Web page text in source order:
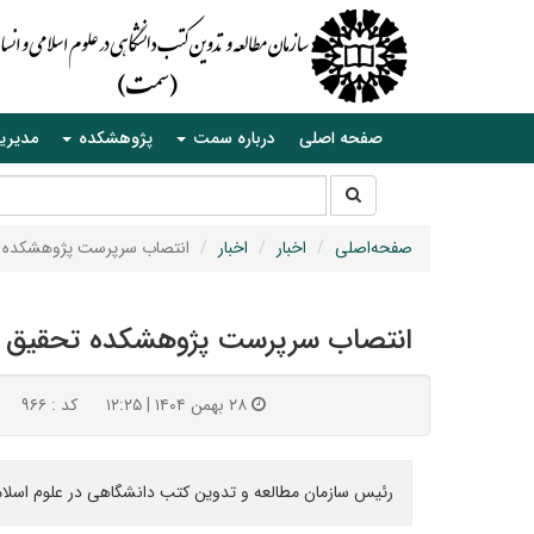
صفحه اصلی درباره سمت پژوهشکده
جستجو
در
سایت صفحه‌اصلی اخبار اخبار انتصاب سرپرست
انتصاب سرپرست پژوهشکده
۲۸ بهمن ۱۴۰۴ | ۱۲:۲۵ کد : ۹۶۶
رئیس سازمان مطالعه و تدوین کتب دانشگاهی در علوم